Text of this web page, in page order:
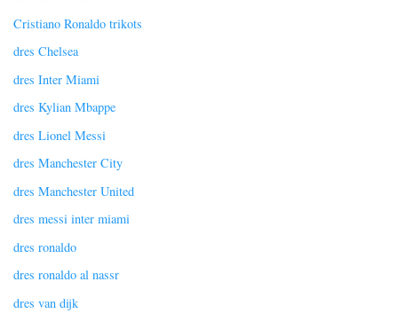
Cristiano Ronaldo trikots
dres Chelsea
dres Inter Miami
dres Kylian Mbappe
dres Lionel Messi
dres Manchester City
dres Manchester United
dres messi inter miami
dres ronaldo
dres ronaldo al nassr
dres van dijk